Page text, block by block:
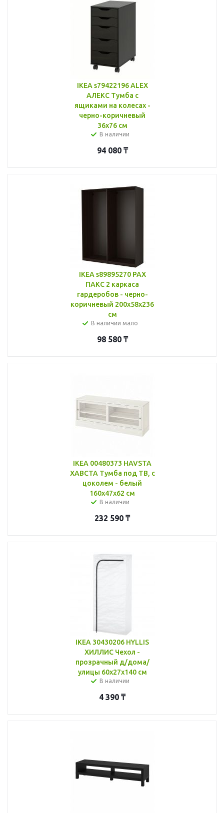
IKEA s79422196 ALEX
АЛЕКС Тумба с
ящиками на колесах -
черно-коричневый
36x76 см
В наличии
94 080₸
IKEA s89895270 PAX
ПАКС 2 каркаса
гардеробов - черно-
коричневый 200x58x236
см
В наличии мало
98 580₸
IKEA 00480373 HAVSTA
ХАВСТА Тумба под ТВ, с
цоколем - белый
160x47x62 см
В наличии
232 590 ₸
IKEA 30430206 HYLLIS
ХИЛЛИС Чехол -
прозрачный д/дома/
улицы 60x27x140 см
В наличии
4 390 ₸